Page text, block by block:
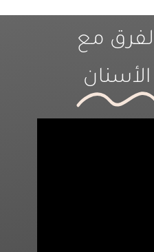
مع